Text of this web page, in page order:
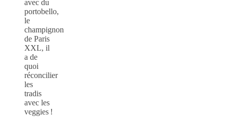
avec du
portobello,
le
champignon
de Paris
XXL, il
a de
quoi
réconcilier
les
tradis
avec les
veggies !